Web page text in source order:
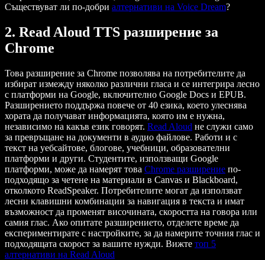
Съществуват ли по-добри алтернативи на Voice Dream?
2. Read Aloud TTS разширение за
Chrome
Това разширение за Chrome позволява на потребителите да
избират измежду няколко различни гласа и се интегрира лесно
с платформи на Google, включително Google Docs и EPUB.
Разширението поддържа повече от 40 езика, което улеснява
хората да получават информацията, която им е нужна,
независимо на какъв език говорят. Read Aloud не служи само
за превръщане на документи в аудио файлове. Работи и с
текст на уебсайтове, блогове, учебници, образователни
платформи и други. Студентите, използващи Google
платформи, може да намерят това Chrome разширение по-
подходящо за четене на материали в Canvas и Blackboard,
отколкото ReadSpeaker. Потребителите могат да използват
лесни клавишни комбинации за навигация в текста и имат
възможност да променят височината, скоростта на говора или
самия глас. Ако опитате разширението, отделете време да
експериментирате с настройките, за да намерите точния глас и
подходящата скорост за вашите нужди. Вижте топ 5
алтернативи на Read Aloud